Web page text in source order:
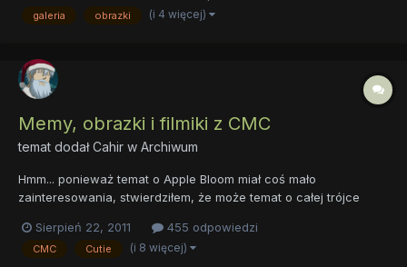
galeria obrazki (i 4 więcej)
Memy, obrazki i filmiki z CMC
temat dodałCahir w Archiwum
Hmm... ponieważ temat o Apple Bloom miał coś mało
zainteresowania, stwierdziłem, że może temat o całej trójce
Sierpień 22, 2011
455 odpowiedzi
CMC Cutie (i 8 więcej)